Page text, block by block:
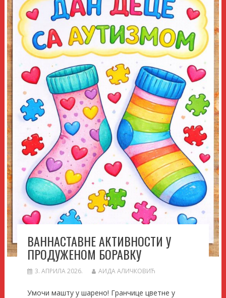
ВАННАСТАВНЕ АКТИВНОСТИ У
ПРОДУЖЕНОМ БОРАВКУ
3. АПРИЛА 2026. АИДА АЛИЧКОВИЋ
Умочи машту у шарено! Гранчице цветне у